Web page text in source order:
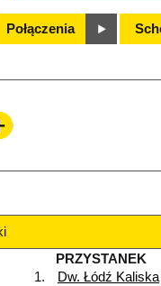
Połączenia
PRZYSTANEK
1.
Dw. Łódź Kaliska